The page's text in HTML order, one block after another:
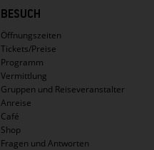
BESUCH
Öffnungszeiten
Tickets/Preise
Programm
Vermittlung
Gruppen und Reiseveranstalter
Anreise
Café
Shop
Fragen und Antworten